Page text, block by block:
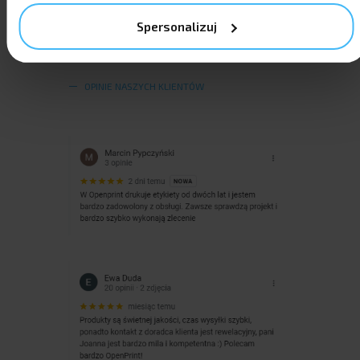
Spersonalizuj
OPINIE NASZYCH KLIENTÓW